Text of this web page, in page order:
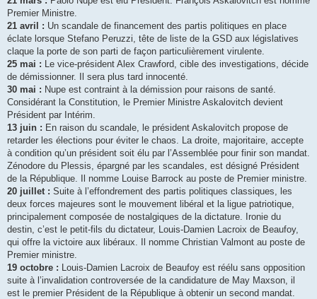
Premier Ministre.
21 avril : Un scandale de financement des partis politiques en place
éclate lorsque Stefano Peruzzi, tête de liste de la GSD aux législatives
claque la porte de son parti de façon particulièrement virulente.
25 mai : Le vice-président Alex Crawford, cible des investigations, décide
de démissionner. Il sera plus tard innocenté.
30 mai : Nupe est contraint à la démission pour raisons de santé.
Considérant la Constitution, le Premier Ministre Askalovitch devient
Président par Intérim.
13 juin : En raison du scandale, le président Askalovitch propose de
retarder les élections pour éviter le chaos. La droite, majoritaire, accepte
à condition qu’un président soit élu par l’Assemblée pour finir son mandat.
Zénodore du Plessis, épargné par les scandales, est désigné Président
de la République. Il nomme Louise Barrock au poste de Premier ministre.
20 juillet : Suite à l’effondrement des partis politiques classiques, les
deux forces majeures sont le mouvement libéral et la ligue patriotique,
principalement composée de nostalgiques de la dictature. Ironie du
destin, c’est le petit-fils du dictateur, Louis-Damien Lacroix de Beaufoy,
qui offre la victoire aux libéraux. Il nomme Christian Valmont au poste de
Premier ministre.
19 octobre : Louis-Damien Lacroix de Beaufoy est réélu sans opposition
suite à l’invalidation controversée de la candidature de May Maxson, il
est le premier Président de la République à obtenir un second mandat.